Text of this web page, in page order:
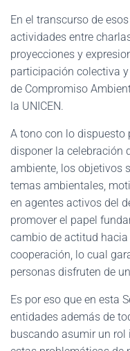
En el transcurso de
actividades entre
proyecciones y
participación colectiva
de Compromiso
la UNICEN.
A tono con lo dispuesto
disponer la celebración
ambiente, los objetivos
temas ambientales,
en agentes activos del
promover el papel
cambio de actitud
cooperación, lo cual
personas disfruten de
Es por eso que en esta
entidades además de
buscando asumir un